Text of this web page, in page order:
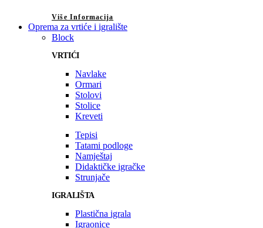
Više Informacija
Oprema za vrtiće i igralište
Block
VRTIĆI
Navlake
Ormari
Stolovi
Stolice
Kreveti
Tepisi
Tatami podloge
Namještaj
Didaktičke igračke
Strunjače
IGRALIŠTA
Plastična igrala
Igraonice